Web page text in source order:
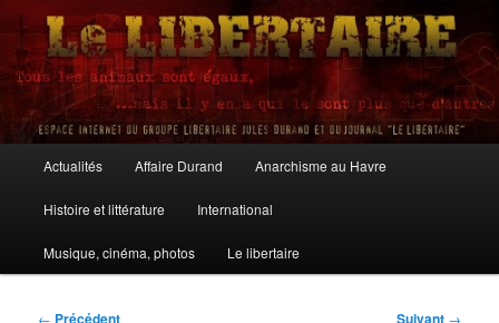
Aller
contenu
principalLe Libertaire
principal
Actualités Affaire Durand Anarchisme au Havre
Histoire et littérature International
Musique, cinéma, photos Le libertaire
Navigation
← Précédent Suivant →